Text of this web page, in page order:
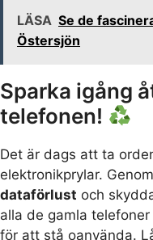
LÄSA Se de
Östersjön
Sparka igång
telefonen!
Det är dags att ta
elektronikprylar.
dataförlust och
alla de gamla
för att stå oanvända.